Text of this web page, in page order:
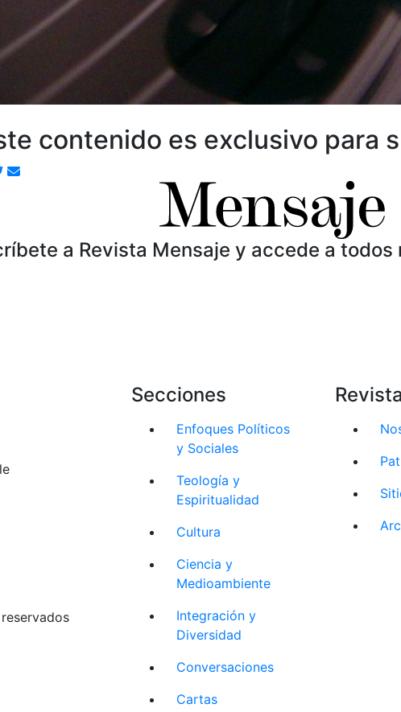
contenido es exclusivo para
a Revista Mensaje y accede a
Secciones
Enfoques Políticos
y Sociales
Teología y
Espiritualidad
Cultura
Ciencia y
Medioambiente
Integración y
Diversidad
Conversaciones
Cartas